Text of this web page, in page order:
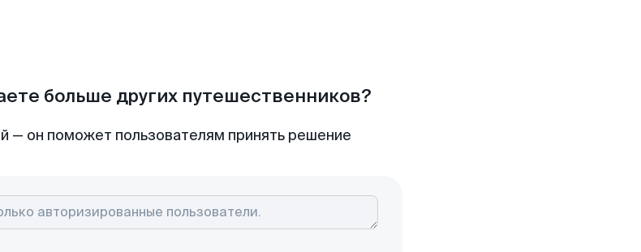
больше других путешественников?
— он поможет пользователям принять решение